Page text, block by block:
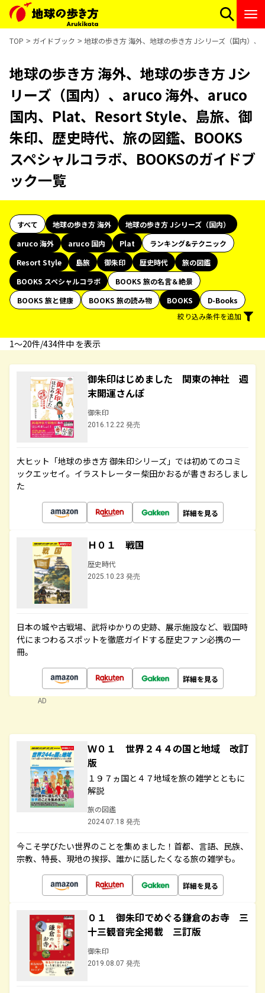
TOP ガイドブック 地球の歩き方 海外、地球の歩き方 Jシリーズ（国内）
地球の歩き方 海外、地球の歩き方 Jシ
リーズ（国内）、aruco 海外、aruco
国内、Plat、Resort Style、島旅、御
朱印、歴史時代、旅の図鑑、BOOKS
スペシャルコラボ、BOOKSのガイドブ
ック一覧
すべて 地球の歩き方 海外
地球の歩き方 Jシリーズ（国内）
aruco 海外
aruco 国内 Plat
ランキング&テクニック
Resort Style
島旅 御朱印 歴史時代
旅の図鑑
BOOKS スペシャルコラボ
BOOKS 旅の名言＆絶景
BOOKS 旅と健康
BOOKS 旅の読み物 BOOKS
D-Books
絞り込み条件を追加
1〜20件/434件中 を表示
御朱印はじめました 関東の神社 週
末開運さんぽ
御朱印
2016.12.22 発売
大ヒット「地球の歩き方 御朱印シリーズ」では初めてのコミ
ックエッセイ。イラストレーター柴田かおるが書きおろしまし
た
詳細を見る
Ｈ０１ 戦国
歴史時代
2025.10.23 発売
日本の城や古戦場、武将ゆかりの史跡、展示施設など、戦国時
代にまつわるスポットを徹底ガイドする歴史ファン必携の一
冊。
詳細を見る
AD
Ｗ０１ 世界２４４の国と地域 改訂
版
１９７ヵ国と４７地域を旅の雑学とともに
解説
旅の図鑑
2024.07.18 発売
今こそ学びたい世界のことを集めました！首都、言語、民族、
宗教、特長、現地の挨拶、誰かに話したくなる旅の雑学も。
詳細を見る
０１ 御朱印でめぐる鎌倉のお寺 三
十三観音完全掲載 三訂版
御朱印
2019.08.07 発売